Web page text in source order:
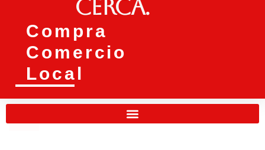
cerca.
Compra
Comercio
Local